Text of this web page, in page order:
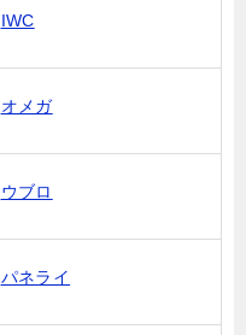
IWC
オメガ
ウブロ
パネライ